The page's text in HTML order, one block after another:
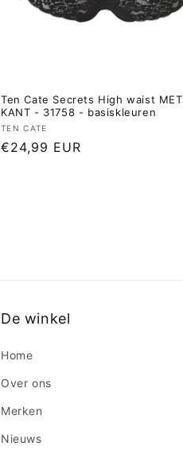
Ten Cate Secrets High waist MET
KANT - 31758 - basiskleuren
Verkoper:
TEN CATE
Normale
€24,99 EUR
De winkel
Home
Over ons
Merken
Nieuws